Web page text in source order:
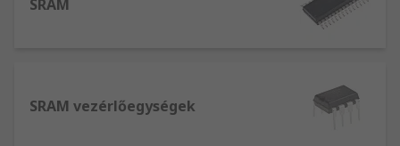
SRAM
SRAM vezérlőegységek